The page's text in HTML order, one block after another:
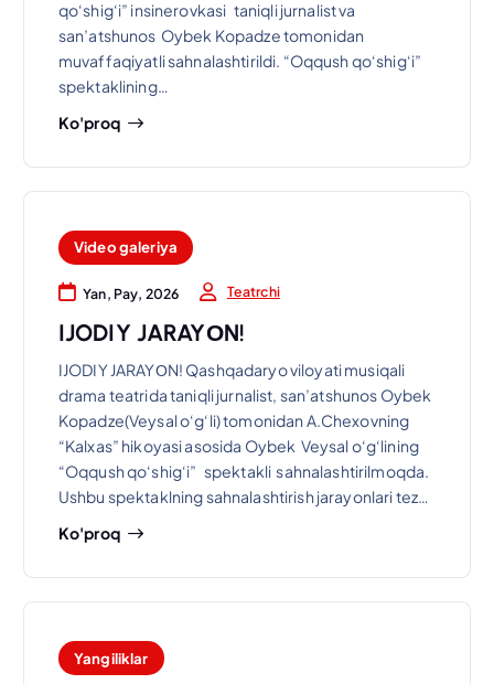
qo‘shig‘i” insinerovkasi taniqli jurnalist va
san’atshunos Oybek Kopadze tomonidan
muvaffaqiyatli sahnalashtirildi. “Oqqush qo‘shig‘i”
spektaklining…
Ko'proq
Video galeriya
Yan, Pay, 2026 Teatrchi
IJODIY JARAYОN!
IJODIY JARAYОN! Qashqadaryo viloyati musiqali
drama teatrida taniqli jurnalist, san’atshunos Oybek
Kopadze(Veysal o‘g‘li) tomonidan A.Chexovning
“Kalxas” hikoyasi asosida Oybek Veysal o‘g‘lining
“Oqqush qo‘shig‘i” spektakli sahnalashtirilmoqda.
Ushbu spektaklning sahnalashtirish jarayonlari tez…
Ko'proq
Yangiliklar